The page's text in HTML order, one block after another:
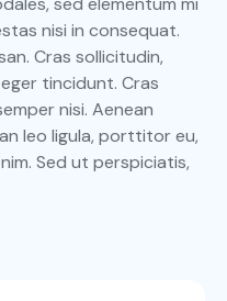
nisi in consequat.
Cras sollicitudin,
tincidunt. Cras
nisi. Aenean
leo ligula, porttitor eu,
Sed ut perspiciatis,